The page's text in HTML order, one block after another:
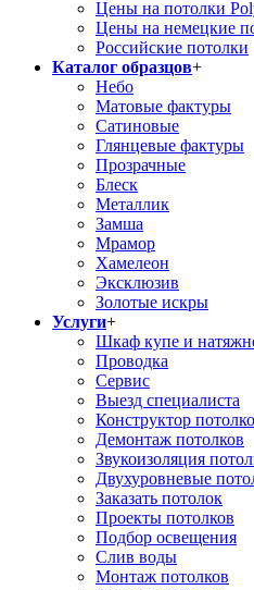
Цены на потолки
Цены на немецкие
Российские потолки
Каталог образцов+
Небо
Матовые фактуры
Сатиновые
Глянцевые фактуры
Прозрачные
Блеск
Металлик
Замша
Мрамор
Хамелеон
Эксклюзив
Золотые искры
Услуги+
Шкаф купе и
Проводка
Сервис
Выезд специалиста
Конструктор
Демонтаж потолков
Звукоизоляция
Двухуровневые
Заказать потолок
Проекты потолков
Подбор освещения
Слив воды
Монтаж потолков